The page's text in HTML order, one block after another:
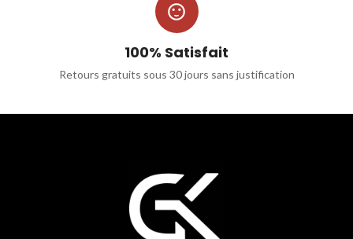

100% Satisfait
Retours gratuits sous 30 jours sans justification